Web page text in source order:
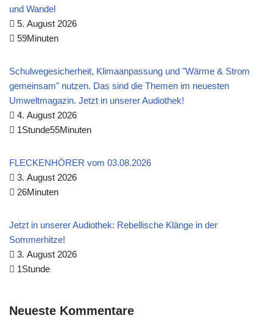
und Wandel
5. August 2026
59Minuten
Schulwegesicherheit, Klimaanpassung und "Wärme & Strom
gemeinsam" nutzen. Das sind die Themen im neuesten
Umweltmagazin. Jetzt in unserer Audiothek!
4. August 2026
1Stunde55Minuten
FLECKENHÖRER vom 03.08.2026
3. August 2026
26Minuten
Jetzt in unserer Audiothek: Rebellische Klänge in der
Sommerhitze!
3. August 2026
1Stunde
Neueste Kommentare